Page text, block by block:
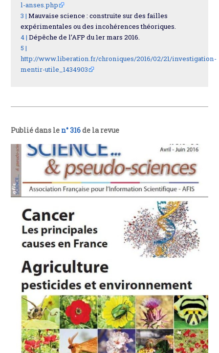
l-anses.php
3 | Mauvaise science : construite sur des failles
expérimentales ou des incohérences théoriques.
4 | Dépêche de l’AFP du 1er mars 2016.
5 |
http://www.liberation.fr/chroniques/2016/02/21/investigation-
mentir-utile_1434903
Publié dans le n° 316de la revue